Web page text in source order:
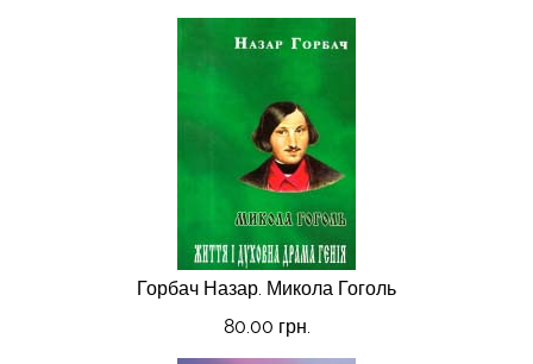
Горбач Назар. Микола Гоголь
80.00 грн.